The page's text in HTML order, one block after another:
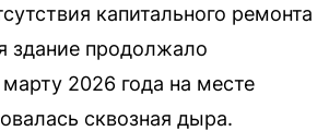
капитального ремонта
здание продолжало
2026 года на месте
сквозная дыра.